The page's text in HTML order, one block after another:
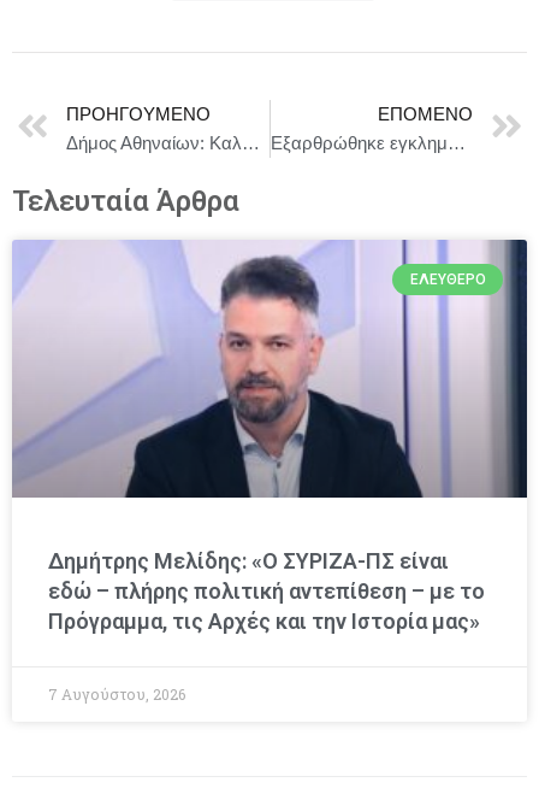
ΠΡΟΗΓΟΎΜΕΝΟ
Δήμος Αθηναίων: Καλοκαίρι στον Εθνικό Κήπο
ΕΠΌΜΕΝΟ
Εξαρθρώθηκε εγκληματική οργάνωση, τα μέλη της οποίας δραστηριοποιούνταν από το 2019 στην κατ’ επάγγελμα και κατά συρροή τέλεση απάτης
Τελευταία Άρθρα
ΕΛΕΎΘΕΡΟ
Δημήτρης Μελίδης: «Ο ΣΥΡΙΖΑ-ΠΣ είναι
εδώ – πλήρης πολιτική αντεπίθεση – με το
Πρόγραμμα, τις Αρχές και την Ιστορία μας»
7 Αυγούστου, 2026